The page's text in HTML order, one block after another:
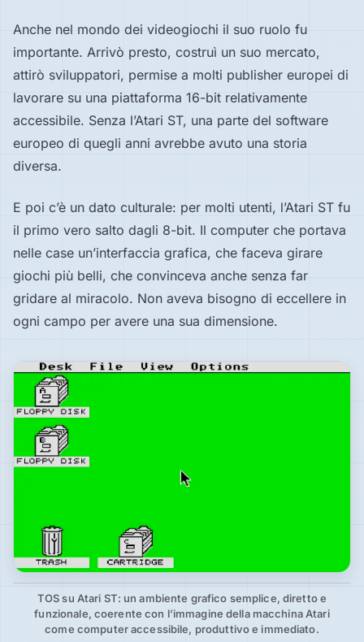
Anche nel mondo dei videogiochi il suo ruolo fu
importante. Arrivò presto, costruì un suo mercato,
attirò sviluppatori, permise a molti publisher europei di
lavorare su una piattaforma 16-bit relativamente
accessibile. Senza l’Atari ST, una parte del software
europeo di quegli anni avrebbe avuto una storia
diversa.
E poi c’è un dato culturale: per molti utenti, l’Atari ST fu
il primo vero salto dagli 8-bit. Il computer che portava
nelle case un’interfaccia grafica, che faceva girare
giochi più belli, che convinceva anche senza far
gridare al miracolo. Non aveva bisogno di eccellere in
ogni campo per avere una sua dimensione.
TOS su Atari ST: un ambiente grafico semplice, diretto e
funzionale, coerente con l’immagine della macchina Atari
come computer accessibile, produttivo e immediato.